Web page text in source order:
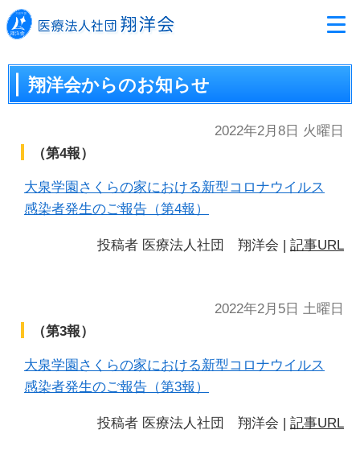
翔洋会からのお知らせ
2022年2月8日 火曜日
（第4報）
大泉学園さくらの家における新型コロナウイルス
感染者発生のご報告（第4報）
投稿者 医療法人社団 翔洋会 | 記事URL
2022年2月5日 土曜日
（第3報）
大泉学園さくらの家における新型コロナウイルス
感染者発生のご報告（第3報）
投稿者 医療法人社団 翔洋会 | 記事URL